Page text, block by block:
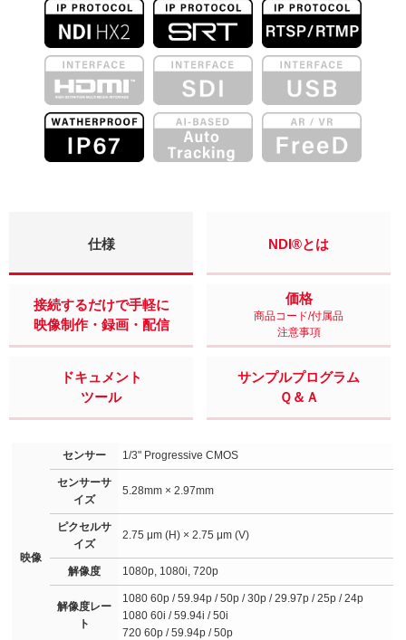
仕様 NDI®とは
接続するだけで手軽に
映像制作・録画・配信
価格
商品コード/付属品
注意事項
ドキュメント
ツール
サンプルプログラム
Ｑ＆Ａ
映像
センサー 1/3" Progressive CMOS
センサーサ
イズ
5.28mm × 2.97mm
ピクセルサ
イズ
2.75 μm (H) × 2.75 μm (V)
解像度 1080p, 1080i, 720p
解像度レー
ト
1080 60p / 59.94p / 50p / 30p / 29.97p / 25p / 24p
1080 60i / 59.94i / 50i
720 60p / 59.94p / 50p